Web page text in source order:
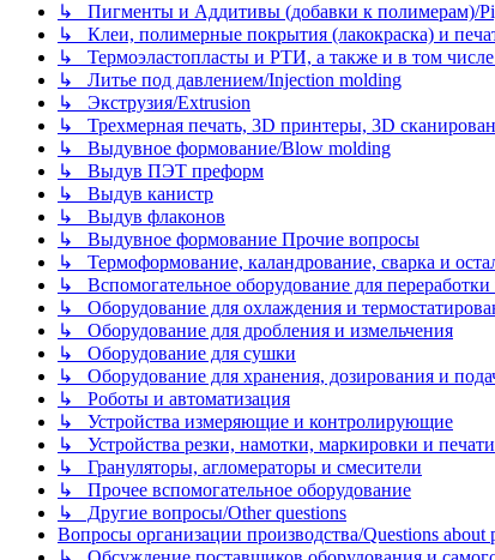
↳ Пигменты и Аддитивы (добавки к полимерам)/
↳ Клеи, полимерные покрытия (лакокраска) и
↳ Термоэластопласты и РТИ, а также и в том
↳ Литье под давлением/Injection molding
↳ Экструзия/Extrusion
↳ Трехмерная печать, 3D принтеры, 3D
↳ Выдувное формование/Blow molding
↳ Выдув ПЭТ преформ
↳ Выдув канистр
↳ Выдув флаконов
↳ Выдувное формование Прочие вопросы
↳ Термоформование, каландрование, сварка и
↳ Вспомогательное оборудование для
↳ Оборудование для охлаждения и
↳ Оборудование для дробления и измельчения
↳ Оборудование для сушки
↳ Оборудование для хранения, дозирования и
↳ Роботы и автоматизация
↳ Устройства измеряющие и контролирующие
↳ Устройства резки, намотки, маркировки и печати
↳ Грануляторы, агломераторы и смесители
↳ Прочее вспомогательное оборудование
↳ Другие вопросы/Other questions
Вопросы организации производства/Questions about